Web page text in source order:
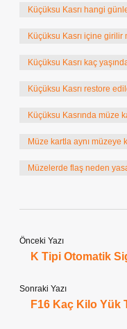
Küçüksu Kasrı hangi
Küçüksu Kasrı içine girilir
Küçüksu Kasrı kaç
Küçüksu Kasrı restore
Küçüksu Kasrında müze
Müze kartla aynı müzeye
Müzelerde flaş neden
Önceki Yazı
K Tipi Otomatik
Sonraki Yazı
F16 Kaç Kilo Yük